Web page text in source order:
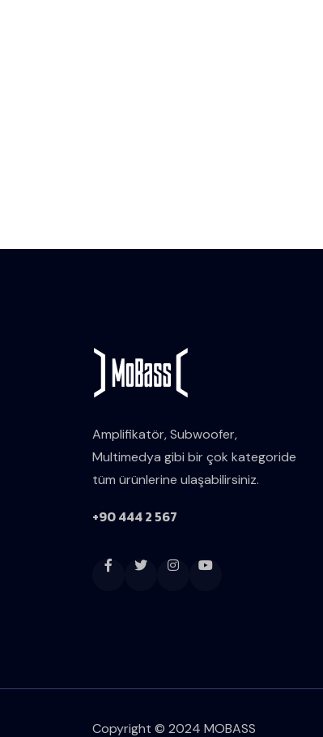
Amplifikatör, Subwoofer,
Multimedya gibi bir çok kategoride
tüm ürünlerine ulaşabilirsiniz.
+90 444 2 567
Copyright © 2024 MOBASS